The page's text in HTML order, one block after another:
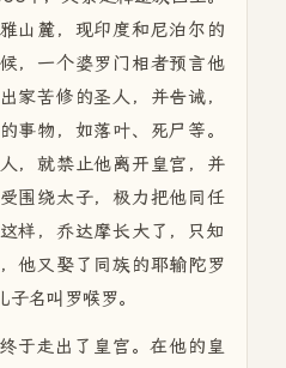
山麓，现印度和尼泊尔的
，一个婆罗门相者预言他
家苦修的圣人，并告诫，
事物，如落叶、死尸等。
，就禁止他离开皇宫，并
围绕太子，极力把他同任
样，乔达摩长大了，只知
他又娶了同族的耶输陀罗
名叫罗喉罗。
于走出了皇宫。在他的皇